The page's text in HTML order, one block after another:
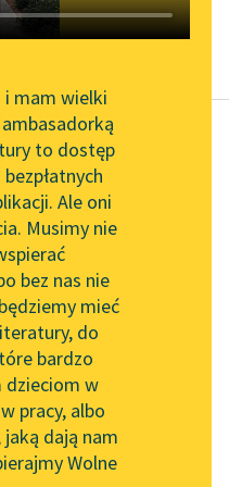
Zgłoś brak utworu
Narzędzia
Mapa Wolnych Lektur
Leśmianator
Przewodnik dla piszących i
czytających
API
OAI-PMH
Widget Wolnych Lektur
Przypisy
i mam wielki
to dostęp
Ale oni
Musimy nie
bez nas nie
mieć
do
bardzo
dzieciom w
pracy, albo
dają nam
Wolne
Delavigne'a
Delavigne
dziś dzień krwi i
chwały,
dniem
był!
W gwiazdę Polski orzeł
biały...